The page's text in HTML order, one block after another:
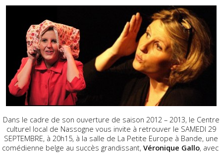
Dans le cadre de son ouverture de saison 2012 – 2013, le Centre
culturel local de Nassogne vous invite à retrouver le SAMEDI 29
SEPTEMBRE, à 20h15, à la salle de La Petite Europe à Bande, une
comédienne belge au succès grandissant, Véronique Gallo, avec